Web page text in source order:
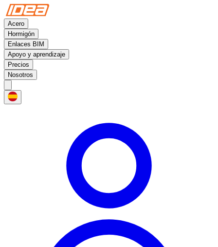
Acero
Hormigón
Enlaces BIM
Apoyo y aprendizaje
Precios
Nosotros